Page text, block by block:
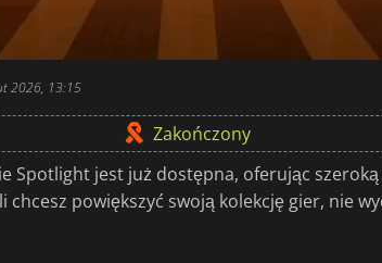
2026, 13:15
Zakończony
Spotlight jest już dostępna, oferując
chcesz powiększyć swoją kolekcję gier, nie